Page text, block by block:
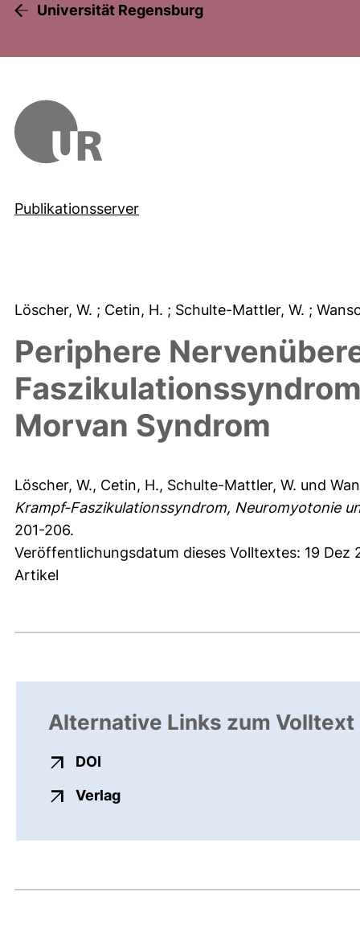
Universität Regensburg
Publikationsserver
Löscher, W. ; Cetin, H. ; Schulte-Mattler, W. ;
Periphere
Morvan Syndrom
Löscher, W., Cetin, H., Schulte-Mattler, W. und
Krampf-Faszikulationssyndrom, Neuromyotonie
201-206.
Veröffentlichungsdatum dieses Volltextes: 19 Dez
Artikel
Alternative Links zum Volltext
DOI
Verlagexterner Link, öffnet neues